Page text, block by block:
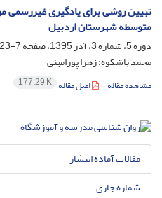
تبیین روشی برای یادگیری غیررسمی
متوسطه شهرستان اردبیل
دوره 5، شماره 3، آذر 1395، صفحه
7-23
محمد باشکوه؛ زهرا پورامینی
مشاهده مقاله اصل مقاله 177.29 K
مقالات آماده انتشار
شماره جاری